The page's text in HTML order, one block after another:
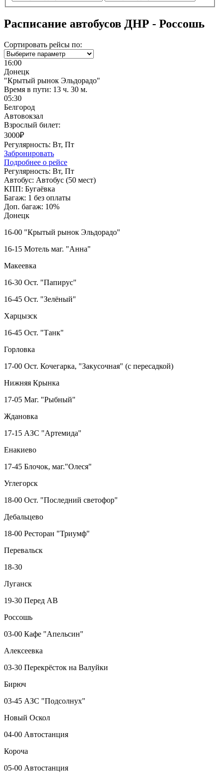
Расписание автобусов ДНР - Россошь
Сортировать рейсы по:
16:00
Донецк
"Крытый рынок Эльдорадо"
Время в пути: 13 ч. 30 м.
05:30
Белгород
Автовокзал
Взрослый билет:
3000₽
Регулярность: Вт, Пт
Забронировать
Подробнее о рейсе
Регулярность: Вт, Пт
Автобус: Автобус (50 мест)
КПП: Бугаёвка
Багаж: 1 без оплаты
Доп. багаж: 10%
Донецк
16-00 "Крытый рынок Эльдорадо"
16-15 Мотель маг. "Анна"
Макеевка
16-30 Ост. "Папирус"
16-45 Ост. "Зелёный"
Харцызск
16-45 Ост. "Танк"
Горловка
17-00 Ост. Кочегарка, "Закусочная" (с пересадкой)
Нижняя Крынка
17-05 Маг. "Рыбный"
Ждановка
17-15 АЗС "Артемида"
Енакиево
17-45 Блочок, маг."Олеся"
Углегорск
18-00 Ост. "Последний светофор"
Дебальцево
18-00 Ресторан "Триумф"
Перевальск
18-30
Луганск
19-30 Перед АВ
Россошь
03-00 Кафе "Апельсин"
Алексеевка
03-30 Перекрёсток на Валуйки
Бирюч
03-45 АЗС "Подсолнух"
Новый Оскол
04-00 Автостанция
Короча
05-00 Автостанция